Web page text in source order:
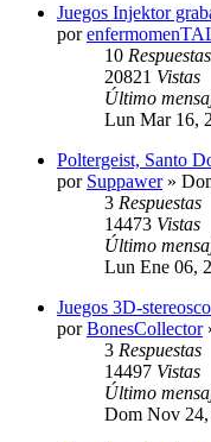
Juegos Injektor
por
10 Respuestas
20821 Vistas
Último
Lun Mar 16,
Poltergeist, Santo
por Suppawer»
3 Respuestas
14473 Vistas
Último
Lun Ene 06,
Juegos 3D-
porBonesCollector
3 Respuestas
14497 Vistas
Último
Dom Nov